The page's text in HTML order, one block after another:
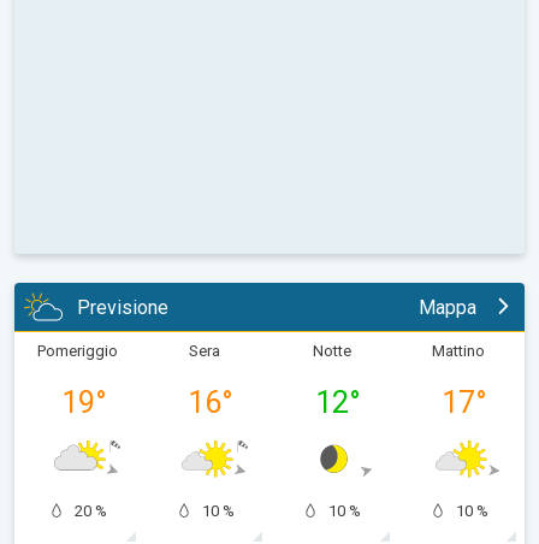
Previsione Mappa
Pomeriggio
19°
20 %
Sera
16°
10 %
Notte
12°
10 %
Mattino
17°
10 %